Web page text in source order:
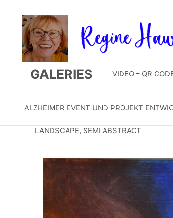
springen
GALERIES VIDEO – QR
ALZHEIMER EVENT UND PROJEKT
LANDSCAPE, SEMI ABSTRACT